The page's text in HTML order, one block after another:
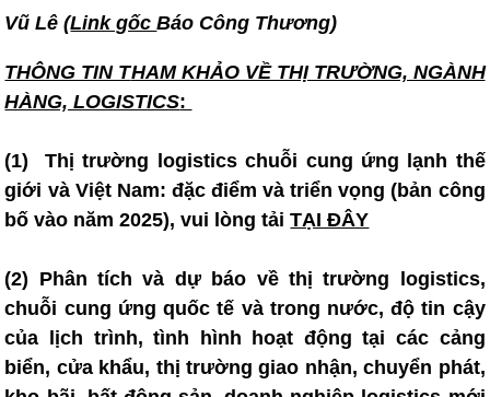
Vũ Lê (Link gốcBáo Công Thương)
THÔNG TIN THAM KHẢO VỀ THỊ TRƯỜNG, NGÀNH
HÀNG, LOGISTICS:
(1) Thị trường logistics chuỗi cung ứng lạnh thế
giới và Việt Nam: đặc điểm và triển vọng (bản công
bố vào năm 2025), vui lòng tảiTẠI ĐÂY
(2) Phân tích và dự báo về thị trường logistics,
chuỗi cung ứng quốc tế và trong nước, độ tin cậy
của lịch trình, tình hình hoạt động tại các cảng
biển, cửa khẩu, thị trường giao nhận, chuyển phát,